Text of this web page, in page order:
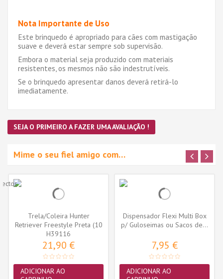
Nota Importante de Uso
Este brinquedo é apropriado para cães com mastigação
suave e deverá estar sempre sob supervisão.
Embora o material seja produzido com materiais
resistentes, os mesmos não são indestrutíveis.
Se o brinquedo apresentar danos deverá retirá-lo
imediatamente.
SEJA O PRIMEIRO A FAZER UMA AVALIAÇÃO !
Mime o seu fiel amigo com…
Trela/Coleira Hunter
Retriever Freestyle Preta (10
mm x...
H39116
21,90 €
ADICIONAR AO
Dispensador Flexi Multi Box
p/ Guloseimas ou Sacos de...
7,95 €
ADICIONAR AO